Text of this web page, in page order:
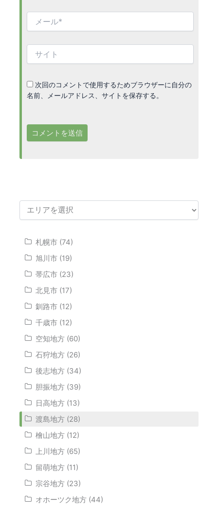
*
次回のコメントで使用するためブラウザーに自分の
名前、メールアドレス、サイトを保存する。
札幌市 (74)
旭川市 (19)
帯広市 (23)
北見市 (17)
釧路市 (12)
千歳市 (12)
空知地方 (60)
石狩地方 (26)
後志地方 (34)
胆振地方 (39)
日高地方 (13)
渡島地方 (28)
檜山地方 (12)
上川地方 (65)
留萌地方 (11)
宗谷地方 (23)
オホーツク地方 (44)